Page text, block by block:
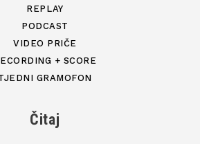
REPLAY
PODCAST
VIDEO PRIČE
+ SCORE
GRAMOFON
Čitaj